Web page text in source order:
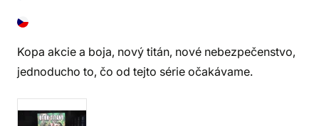
Kopa akcie a boja, nový titán, nové nebezpečenstvo,
jednoducho to, čo od tejto série očakávame.